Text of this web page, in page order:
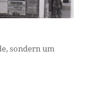
sondern um